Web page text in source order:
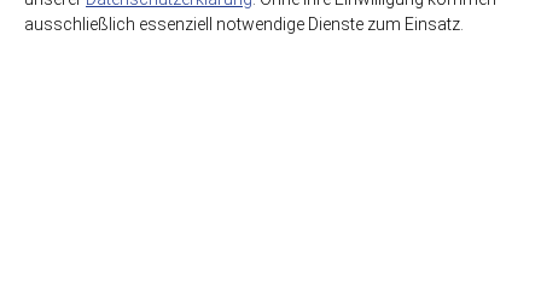
ausschließlich essenziell notwendige Dienste zum Einsatz.